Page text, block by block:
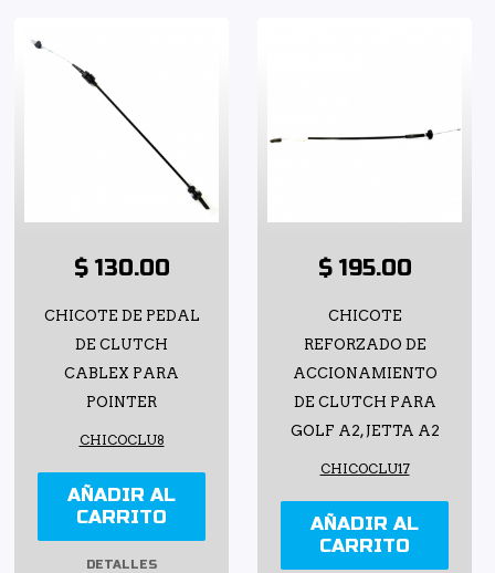
$ 130.00
CHICOTE DE PEDAL
DE CLUTCH
CABLEX PARA
POINTER
CHICOCLU8
AÑADIR AL
CARRITO
DETALLES
$ 195.00
CHICOTE
REFORZADO DE
ACCIONAMIENTO
DE CLUTCH PARA
GOLF A2, JETTA A2
CHICOCLU17
AÑADIR AL
CARRITO